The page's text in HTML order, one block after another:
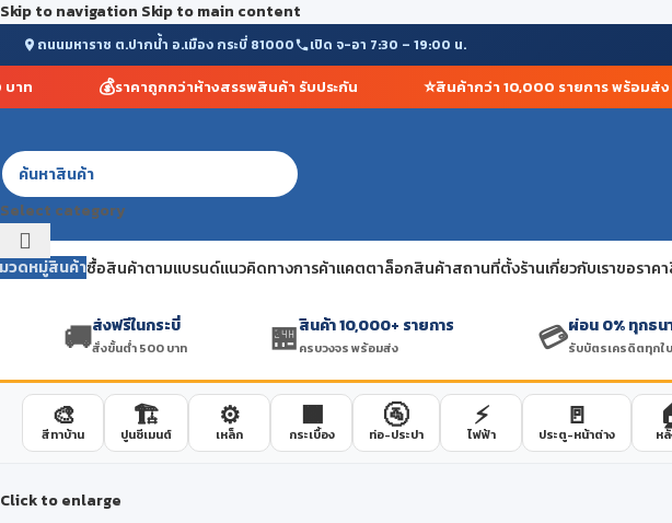
Skip to navigation Skip to main content
ถนนมหาราช ต.ปากน้ำ อ.เมือง กระบี่ 81000 เปิด จ-อา 7:30 – 19:00 น.
ราคาถูกกว่าห้างสรรพสินค้า รับประกัน สินค้ากว่า 10,000 รายการ พร้อมส่ง
Select category
วดหมู่สินค้าซื้อสินค้าตามแบรนด์แนวคิดทางการค้าแคตตาล็อกสินค้าสถานที่ตั้งร้านเกี่ยวกับเราขอราค
🚚ส่งฟรีในกระบี่
สั่งขั้นต่ำ 500 บาท 🏪สินค้า 10,000+ รายการ
ครบวงจร พร้อมส่ง 💳ผ่อน 0% ทุกธน
รับบัตรเครดิตทุกใบ
🎨
สีทาบ้าน
🏗️
ปูนซีเมนต์
⚙️
เหล็ก
🟫
กระเบื้อง
🚰
ท่อ-ประปา
⚡
ไฟฟ้า
🚪
ประตู-หน้าต่าง ห
Click to enlarge